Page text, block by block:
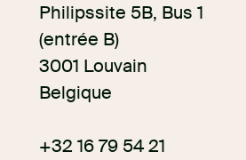
Philipssite 5B, Bus 1
(entrée B)
3001 Louvain
Belgique
+32 16 79 54 21